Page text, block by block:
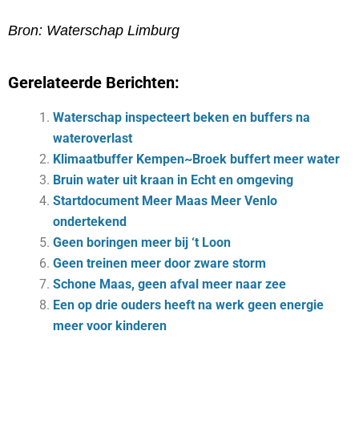
Bron: Waterschap Limburg
Gerelateerde Berichten:
Waterschap inspecteert beken en buffers na
wateroverlast
Klimaatbuffer Kempen~Broek buffert meer water
Bruin water uit kraan in Echt en omgeving
Startdocument Meer Maas Meer Venlo
ondertekend
Geen boringen meer bij ‘t Loon
Geen treinen meer door zware storm
Schone Maas, geen afval meer naar zee
Een op drie ouders heeft na werk geen energie
meer voor kinderen